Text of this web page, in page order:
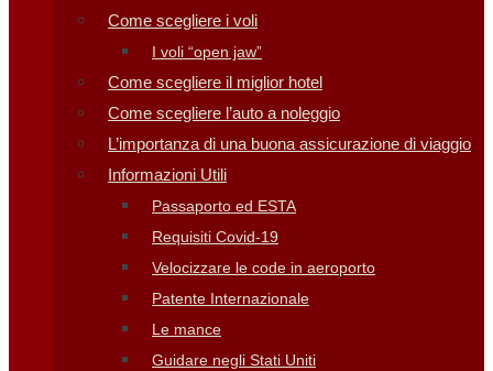
Come scegliere i voli
I voli “open jaw”
Come scegliere il miglior hotel
Come scegliere l’auto a noleggio
L’importanza di una buona assicurazione di viaggio
Informazioni Utili
Passaporto ed ESTA
Requisiti Covid-19
Velocizzare le code in aeroporto
Patente Internazionale
Le mance
Guidare negli Stati Uniti